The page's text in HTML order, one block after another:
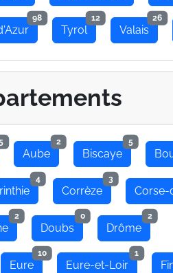
98
Tyrol
12
Valais
26
Aube
2
Biscaye
5
4
Corrèze
3
Corse-
2
Doubs
0
Drôme
2
Eure
10
Eure-et-Loir
1